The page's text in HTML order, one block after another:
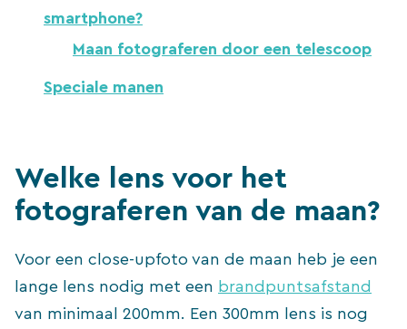
smartphone?
Maan fotograferen door een telescoop
Speciale manen
Welke lens voor het
fotograferen van de maan?
Voor een close-upfoto van de maan heb je een
lange lens nodig met een brandpuntsafstand
van minimaal 200mm. Een 300mm lens is nog